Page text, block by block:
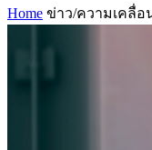
Home ข่าว/ความเคลื่อ